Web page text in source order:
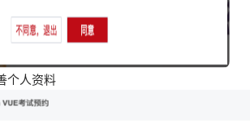
个人资料